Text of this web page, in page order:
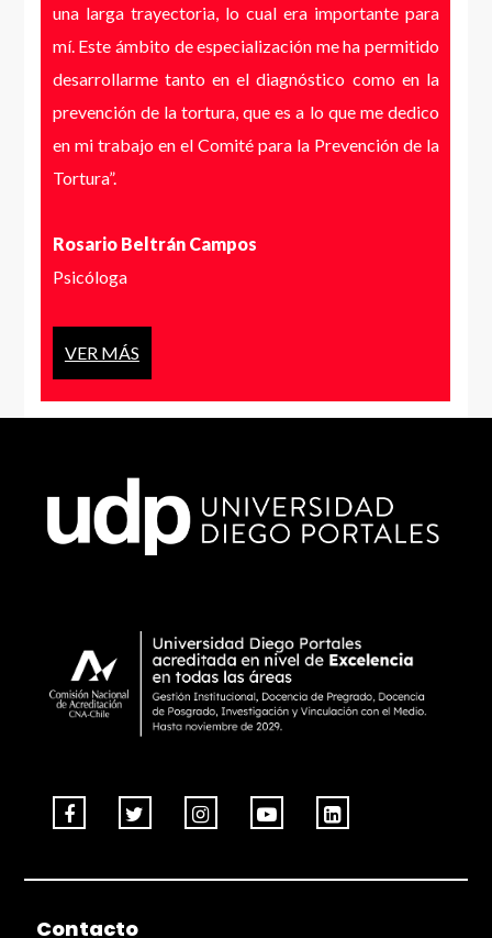
una larga trayectoria, lo cual era importante para
mí. Este ámbito de especialización me ha permitido
desarrollarme tanto en el diagnóstico como en la
prevención de la tortura, que es a lo que me dedico
en mi trabajo en el Comité para la Prevención de la
Tortura”.
Rosario Beltrán Campos
Psicóloga
VER MÁS
Contacto